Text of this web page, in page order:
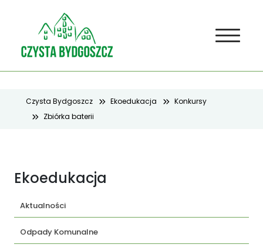
Czysta Bydgoszcz Ekoedukacja
Konkursy
Zbiórka baterii
Ekoedukacja
Aktualności
Odpady Komunalne